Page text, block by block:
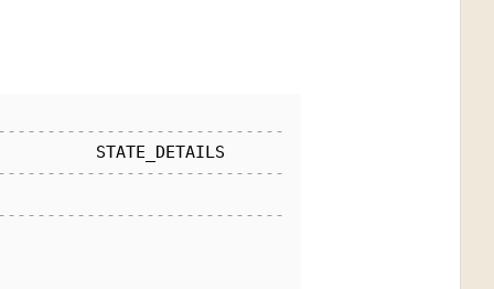
STATE_DETAILS
rac1
rac2